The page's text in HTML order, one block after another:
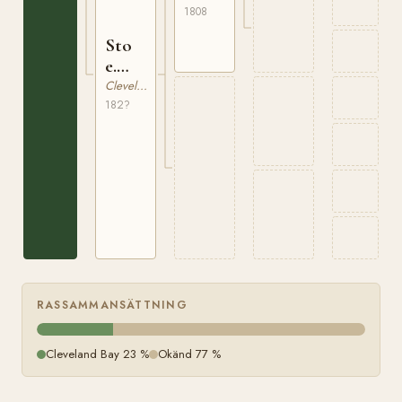
Sto
e.
Barnaby
Cleveland Bay
182?
1808
RASSAMMANSÄTTNING
Cleveland Bay 23 % Okänd 77 %